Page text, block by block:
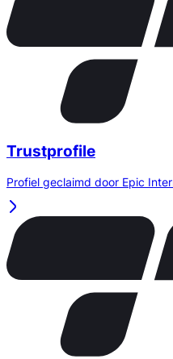
Trustprofile
Profiel geclaimd door Epic